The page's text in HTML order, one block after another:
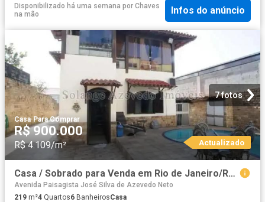
Disponibilizado há uma semana por Chaves
na mão
Infos do anúncio
7 fotos
Casa·Para Comprar
R$ 900.000
R$ 4.109/m² Actualizado
Casa / Sobrado para Venda em Rio de Janeiro/RJ Curicica 4 Quartos
Avenida Paisagista José Silva de Azevedo Neto
219 m²4 Quartos6 BanheirosCasa